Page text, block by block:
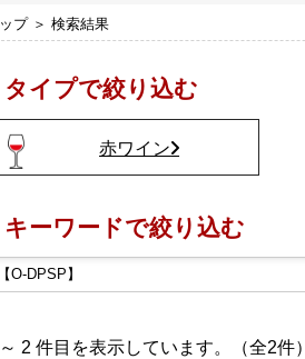
プ ＞ 検索結果
タイプで絞り込む
赤ワイン
キーワードで絞り込む
2 件目を表示しています。（全2件）